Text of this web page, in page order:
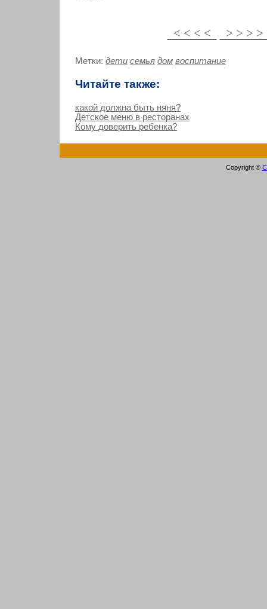
< < < < > > >
Метки: дети семья дом воспитание
Читайте также:
какой должна быть няня?
Детское меню в ресторанах
Кому доверить ребенка?
Copyright ©